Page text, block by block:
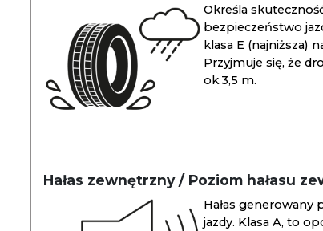
Określa
bezpieczeństwo
klasa E (najniższa)
Przyjmuje się, że
ok.3,5 m.
Hałas zewnętrzny / Poziom hałasu
Hałas
jazdy. Klasa A, to